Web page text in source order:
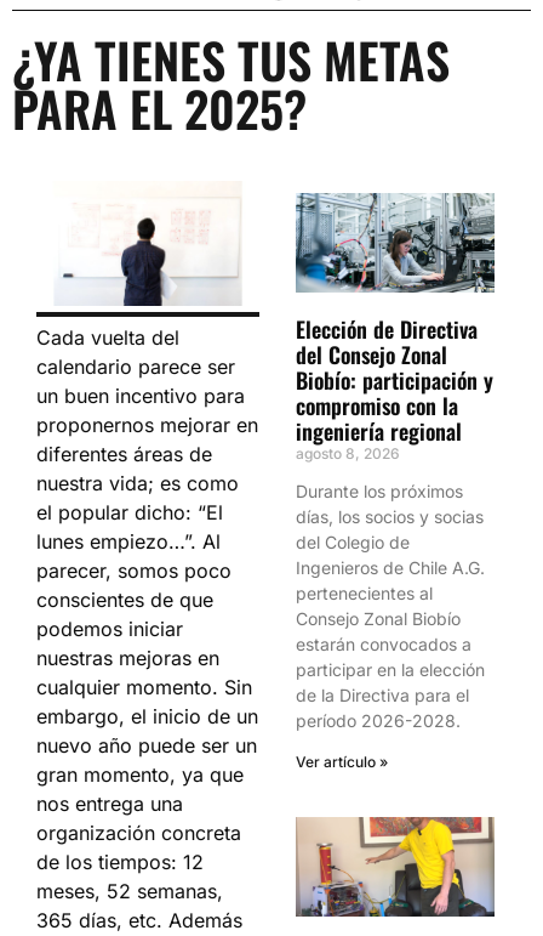
¿YA TIENES TUS METAS
PARA EL 2025?
Cada vuelta del
calendario parece ser
un buen incentivo para
proponernos mejorar en
diferentes áreas de
nuestra vida; es como
el popular dicho: “El
lunes empiezo…”. Al
parecer, somos poco
conscientes de que
podemos iniciar
nuestras mejoras en
cualquier momento. Sin
embargo, el inicio de un
nuevo año puede ser un
gran momento, ya que
nos entrega una
organización concreta
de los tiempos: 12
meses, 52 semanas,
365 días, etc. Además
Elección de Directiva
del Consejo Zonal
Biobío: participación y
compromiso con la
ingeniería regional
agosto 8, 2026
Durante los próximos
días, los socios y socias
del Colegio de
Ingenieros de Chile A.G.
pertenecientes al
Consejo Zonal Biobío
estarán convocados a
participar en la elección
de la Directiva para el
período 2026-2028.
Ver artículo »